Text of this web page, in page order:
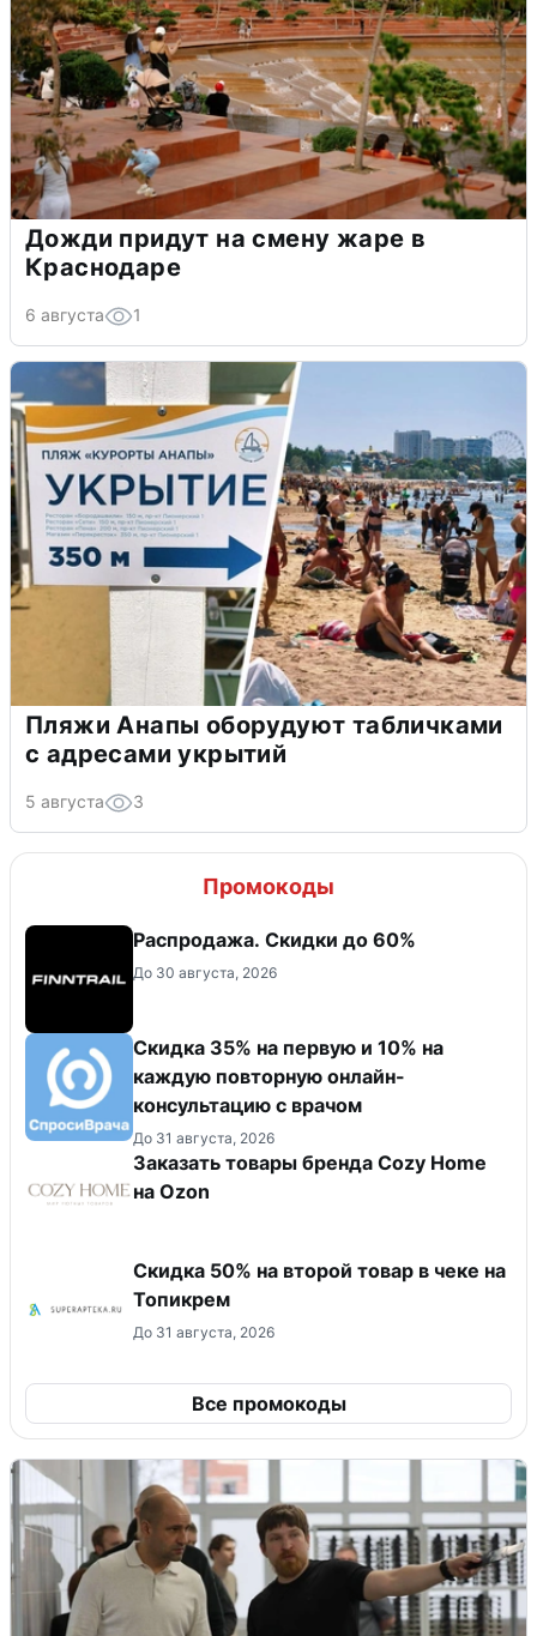
Дожди придут на смену жаре в
Краснодаре
6 августа 1
Пляжи Анапы оборудуют табличками
с адресами укрытий
5 августа 3
Промокоды
Распродажа. Скидки до 60%
До 30 августа, 2026
Скидка 35% на первую и 10% на
каждую повторную онлайн-
консультацию с врачом
До 31 августа, 2026
Заказать товары бренда Cozy Home
на Ozon
Скидка 50% на второй товар в чеке на
Топикрем
До 31 августа, 2026
Все промокоды